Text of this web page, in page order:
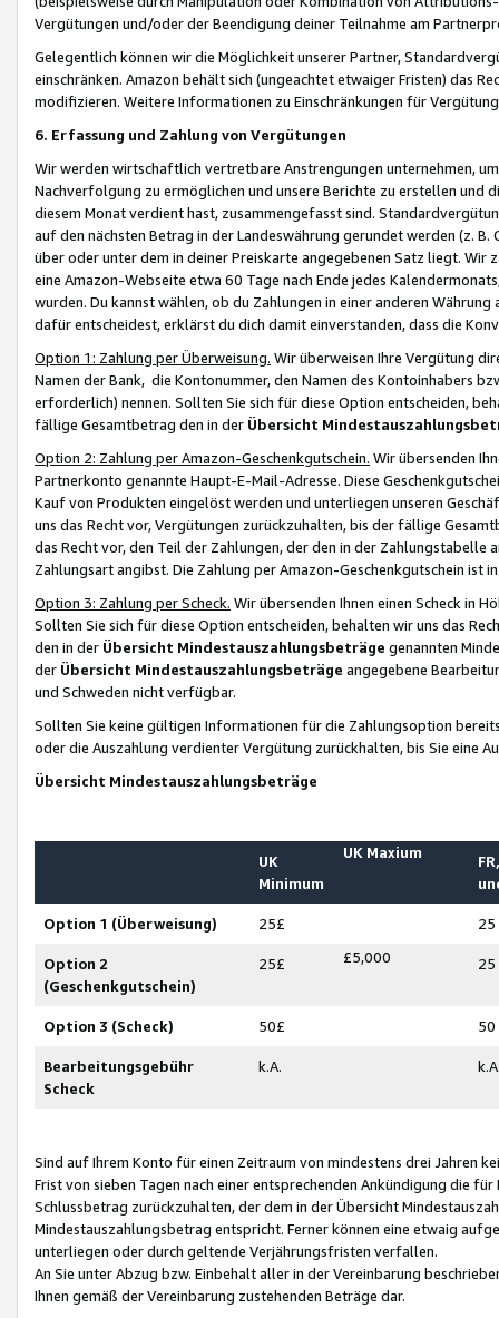
Vergütungen und/oder der Beendigung deiner Teilnahme am
Gelegentlich können wir die Möglichkeit unserer Partner,
einschränken. Amazon behält sich (ungeachtet etwaiger Fristen) das
modifizieren. Weitere Informationen zu Einschränkungen für
6. Erfassung und Zahlung von Vergütungen
Wir werden wirtschaftlich vertretbare Anstrengungen unternehmen,
Nachverfolgung zu ermöglichen und unsere Berichte zu erstellen und
diesem Monat verdient hast, zusammengefasst sind.
auf den nächsten Betrag in der Landeswährung gerundet werden (z.
über oder unter dem in deiner Preiskarte angegebenen Satz liegt.
eine Amazon-Webseite etwa 60 Tage nach Ende jedes
wurden. Du kannst wählen, ob du Zahlungen in einer anderen
dafür entscheidest, erklärst du dich damit einverstanden, dass die
Option 1: Zahlung per Überweisung. Wir überweisen Ihre Vergütung
Namen der Bank, die Kontonummer, den Namen des Kontoinhabers
erforderlich) nennen. Sollten Sie sich für diese Option entscheiden,
fällige Gesamtbetrag den in der Übersicht
Option 2: Zahlung per Amazon-Geschenkgutschein. Wir übersenden
Partnerkonto genannte Haupt-E-Mail-Adresse. Diese
Kauf von Produkten eingelöst werden und unterliegen unseren
uns das Recht vor, Vergütungen zurückzuhalten, bis der fällige
das Recht vor, den Teil der Zahlungen, der den in der
Zahlungsart angibst. Die Zahlung per Amazon-Geschenkgutschein ist
Option 3: Zahlung per Scheck. Wir übersenden Ihnen einen Scheck in
Sollten Sie sich für diese Option entscheiden, behalten wir uns das
den in der Übersicht Mindestauszahlungsbeträge genannten
der Übersicht Mindestauszahlungsbeträge angegebene
und Schweden nicht verfügbar.
Sollten Sie keine gültigen Informationen für die Zahlungsoption
oder die Auszahlung verdienter Vergütung zurückhalten, bis Sie
Übersicht Mindestauszahlungsbeträge
UK
Minimum
UK Maxium
Option 1 (Überweisung) 25£ 25
Option 2
(Geschenkgutschein)
25£ £5,000 25
Option 3 (Scheck) 50£ 50
Bearbeitungsgebühr
Scheck
k.A.
Sind auf Ihrem Konto für einen Zeitraum von mindestens drei Jahren
Frist von sieben Tagen nach einer entsprechenden Ankündigung die
Schlussbetrag zurückzuhalten, der dem in der Übersicht
Mindestauszahlungsbetrag entspricht. Ferner können eine etwaig
unterliegen oder durch geltende Verjährungsfristen verfallen.
An Sie unter Abzug bzw. Einbehalt aller in der Vereinbarung
Ihnen gemäß der Vereinbarung zustehenden Beträge dar.